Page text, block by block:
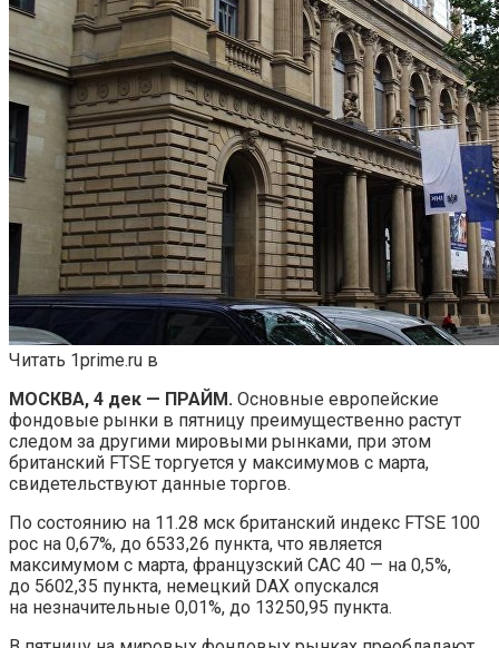
Читать 1prime.ru в
МОСКВА, 4 дек — ПРАЙМ. Основные европейские
фондовые рынки в пятницу преимущественно растут
следом за другими мировыми рынками, при этом
британский FTSE торгуется у максимумов с марта,
свидетельствуют данные торгов.
По состоянию на 11.28 мск британский индекс FTSE 100
рос на 0,67%, до 6533,26 пункта, что является
максимумом с марта, французский CAC 40 — на 0,5%,
до 5602,35 пункта, немецкий DAX опускался
на незначительные 0,01%, до 13250,95 пункта.